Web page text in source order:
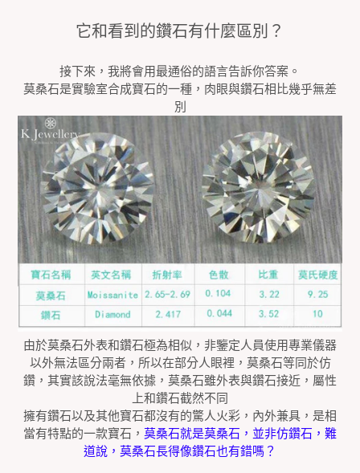
它和看到的鑽石有什麼區別？
接下來，我將會用最通俗的語言告訴你答案。
莫桑石是實驗室合成寶石的一種，肉眼與鑽石相比幾乎無差
別
由於莫桑石外表和鑽石極為相似，非鑒定人員使用專業儀器
以外無法區分兩者，所以在部分人眼裡，莫桑石等同於仿
鑽，其實該說法毫無依據，莫桑石雖外表與鑽石接近，屬性
上和鑽石截然不同
擁有鑽石以及其他寶石都沒有的驚人火彩，內外兼具，是相
當有特點的一款寶石， 莫桑石就是莫桑石，並非仿鑽石，難
道說，莫桑石長得像鑽石也有錯嗎？